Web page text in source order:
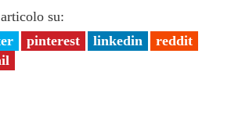
su:
pinterest linkedin
reddit